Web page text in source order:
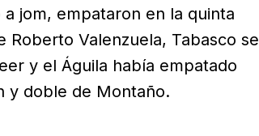
jom, empataron en la quinta
Valenzuela, Tabasco se
y el Águila había empatado
y doble de Montaño.